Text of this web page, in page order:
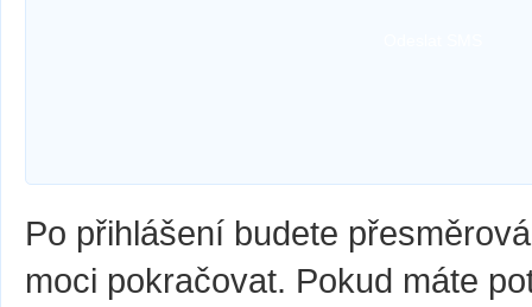
Po přihlášení budete
moci pokračovat. Pokud máte